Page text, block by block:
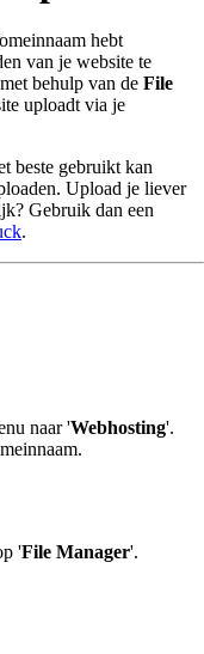
hebt
van je website te
behulp van de File
uploadt via je
beste gebruikt kan
Upload je liever
Gebruik dan een
.
naar 'Webhosting'.
'File Manager'.